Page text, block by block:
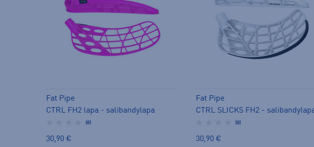
Fat Pipe
CTRL FH2 lapa - salibandylapa
(0)
30,90 €
Fat Pipe
CTRL SLICKS FH2 -
(0)
30,90 €